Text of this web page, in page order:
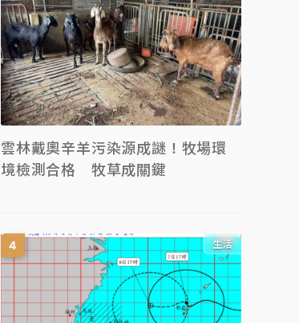
雲林戴奧辛羊污染源成謎！牧場環
境檢測合格 牧草成關鍵
生活